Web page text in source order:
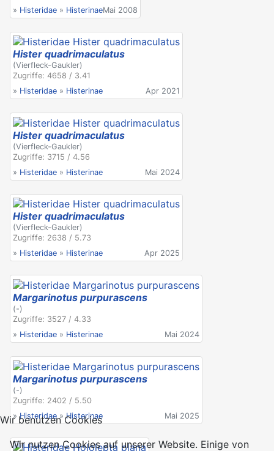
» Histeridae » HisterinaeMai 2008
Hister quadrimaculatus
(Vierfleck-Gaukler)
Zugriffe: 4658 / 3.41
» Histeridae » Histerinae Apr 2021
Hister quadrimaculatus
(Vierfleck-Gaukler)
Zugriffe: 3715 / 4.56
» Histeridae » Histerinae Mai 2024
Hister quadrimaculatus
(Vierfleck-Gaukler)
Zugriffe: 2638 / 5.73
» Histeridae » Histerinae Apr 2025
Margarinotus purpurascens
(-)
Zugriffe: 3527 / 4.33
» Histeridae » Histerinae Mai 2024
Margarinotus purpurascens
(-)
Zugriffe: 2402 / 5.50
»Histeridae »Histerinae Mai 2025
Wir benutzen Cookies
Wir nutzen Cookies auf unserer Website. Einige von